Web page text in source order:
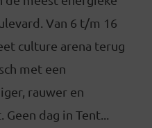
Van 6 t/m 16
culture arena terug
met een
rauwer en
dag in Tent...